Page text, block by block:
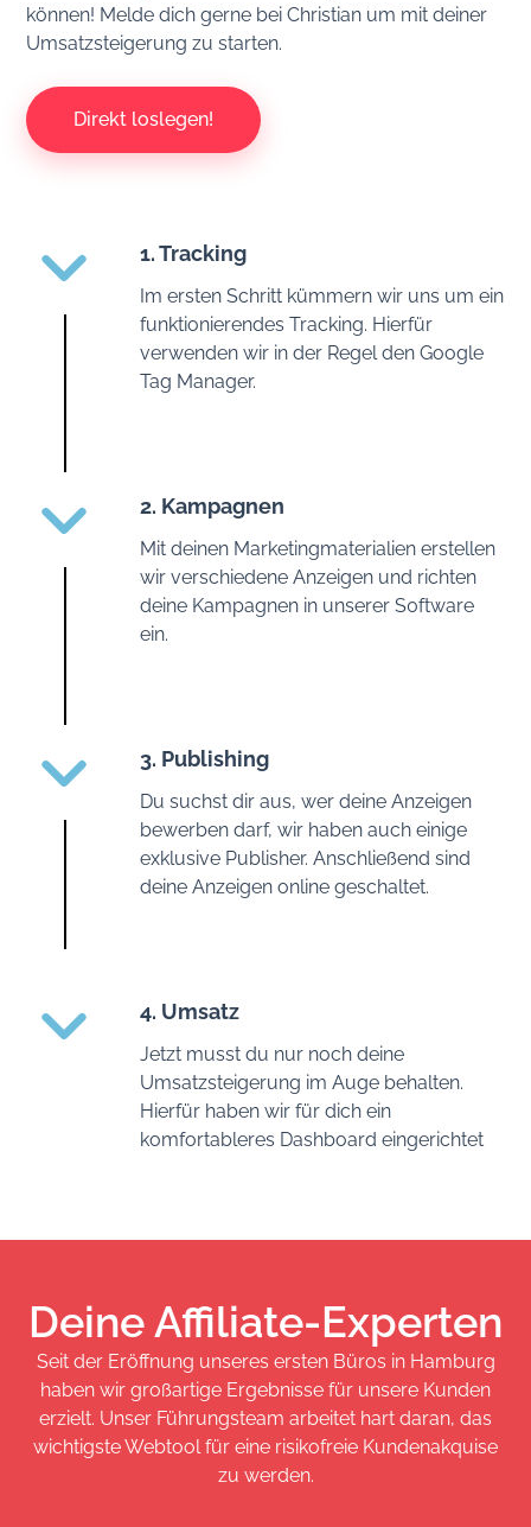
können! Melde dich gerne bei Christian um mit deiner
Umsatzsteigerung zu starten.
Direkt loslegen!
1. Tracking
Im ersten Schritt kümmern wir uns um ein
funktionierendes Tracking. Hierfür
verwenden wir in der Regel den Google
Tag Manager.
2. Kampagnen
Mit deinen Marketingmaterialien erstellen
wir verschiedene Anzeigen und richten
deine Kampagnen in unserer S0ftware
ein.
3. Publishing
Du suchst dir aus, wer deine Anzeigen
bewerben darf, wir haben auch einige
exklusive Publisher. Anschließend sind
deine Anzeigen online geschaltet.
4. Umsatz
Jetzt musst du nur noch deine
Umsatzsteigerung im Auge behalten.
Hierfür haben wir für dich ein
komfortableres Dashboard eingerichtet
Deine Affiliate-Experten
Seit der Eröffnung unseres ersten Büros in Hamburg
haben wir großartige Ergebnisse für unsere Kunden
erzielt. Unser Führungsteam arbeitet hart daran, das
wichtigste Webtool für eine risikofreie Kundenakquise
zu werden.